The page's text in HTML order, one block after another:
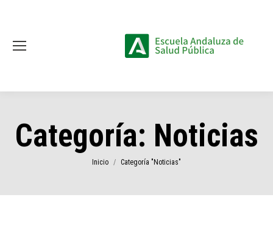
Categoría: Noticias
Estás aquí:
Inicio Categoría "Noticias"